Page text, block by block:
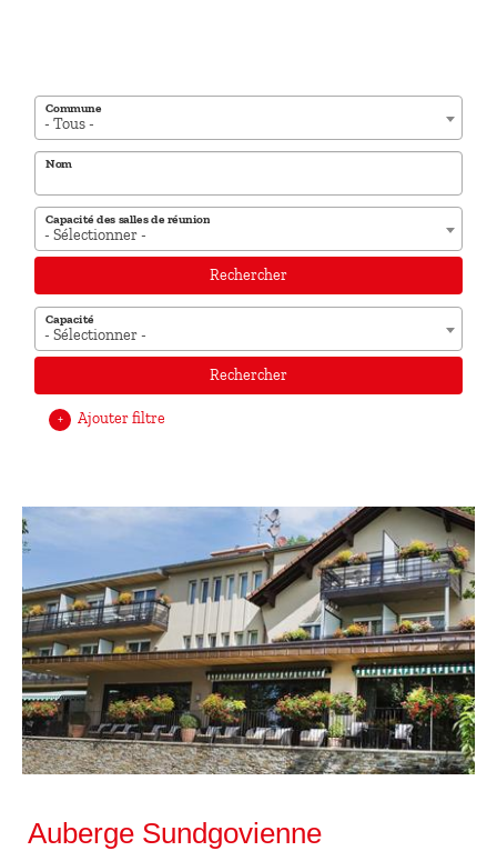
- Tous -
Commune
Nom
- Sélectionner -
Capacité des salles de réunion
Rechercher
- Sélectionner -
Capacité
Rechercher
+ Ajouter filtre
Auberge Sundgovienne